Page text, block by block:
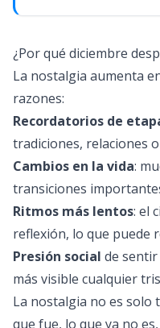
¿Por qué diciembre
La nostalgia aumenta
razones:
Recordatorios de
tradiciones, relaciones
Cambios en la vida:
transiciones
Ritmos más lentos: el
reflexión, lo que puede
Presión social de
más visible cualquier
La nostalgia no es solo
que fue, lo que ya no